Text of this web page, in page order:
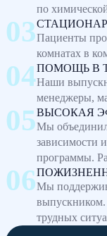
по
Пациенты
комнатах в
ПОМОЩЬ В
Наши
менеджеры,
ВЫСОКАЯ
Мы
зависимости
программы.
Мы
трудных